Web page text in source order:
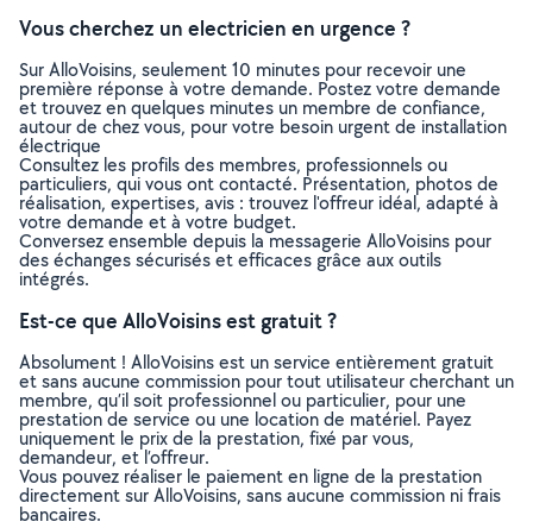
Vous cherchez un electricien en urgence ?
Sur AlloVoisins, seulement 10 minutes pour recevoir une
première réponse à votre demande. Postez votre demande
et trouvez en quelques minutes un membre de confiance,
autour de chez vous, pour votre besoin urgent de installation
électrique
Consultez les profils des membres, professionnels ou
particuliers, qui vous ont contacté. Présentation, photos de
réalisation, expertises, avis : trouvez l'offreur idéal, adapté à
votre demande et à votre budget.
Conversez ensemble depuis la messagerie AlloVoisins pour
des échanges sécurisés et efficaces grâce aux outils
intégrés.
Est-ce que AlloVoisins est gratuit ?
Absolument ! AlloVoisins est un service entièrement gratuit
et sans aucune commission pour tout utilisateur cherchant un
membre, qu’il soit professionnel ou particulier, pour une
prestation de service ou une location de matériel. Payez
uniquement le prix de la prestation, fixé par vous,
demandeur, et l’offreur.
Vous pouvez réaliser le paiement en ligne de la prestation
directement sur AlloVoisins, sans aucune commission ni frais
bancaires.